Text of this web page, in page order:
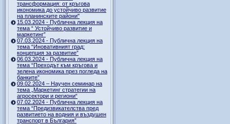
трансформация: от кръгова
икономика до устойчиво развитие
на планинските райони"
15.03.2024 - Публична лекция на
тема “ Устойчиво развитие и
маркетинг”
07.03.2024 - Публична лекция на
тема “Иновативният град:
концепция за развитие”
06.03.2024 - Публична лекция на
тема “Преходът към кръгова и
зелена икономика през погледа на
банките”
09.02.2024 – Научен семинар на
тема „Маркетинг стратегии на
агросектори и региони“
07.02.2024 - Публична лекция на
тема “Предизвикателства пред
развитието на водния и въздушен
транспорт в България”